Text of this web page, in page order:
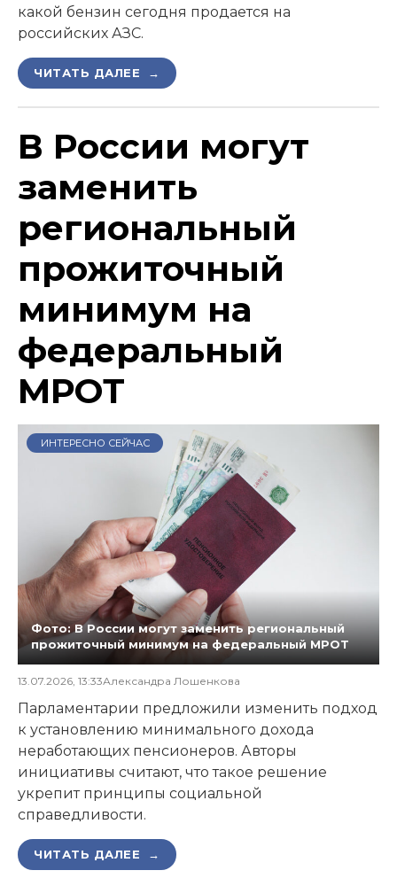
какой бензин сегодня продается на
российских АЗС.
ЧИТАТЬ ДАЛЕЕ →
В России могут
заменить
региональный
прожиточный
минимум на
федеральный
МРОТ
ИНТЕРЕСНО СЕЙЧАС
Фото: В России могут заменить региональный
прожиточный минимум на федеральный МРОТ
13.07.2026, 13:33Александра Лошенкова
Парламентарии предложили изменить подход
к установлению минимального дохода
неработающих пенсионеров. Авторы
инициативы считают, что такое решение
укрепит принципы социальной
справедливости.
ЧИТАТЬ ДАЛЕЕ →